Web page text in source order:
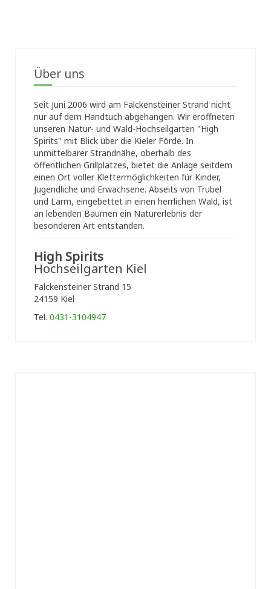
Über uns
Seit Juni 2006 wird am Falckensteiner Strand nicht
nur auf dem Handtuch abgehangen. Wir eröffneten
unseren Natur- und Wald-Hochseilgarten "High
Spirits" mit Blick über die Kieler Förde. In
unmittelbarer Strandnähe, oberhalb des
öffentlichen Grillplatzes, bietet die Anlage seitdem
einen Ort voller Klettermöglichkeiten für Kinder,
Jugendliche und Erwachsene. Abseits von Trubel
und Lärm, eingebettet in einen herrlichen Wald, ist
an lebenden Bäumen ein Naturerlebnis der
besonderen Art entstanden.
High Spirits
Hochseilgarten Kiel
Falckensteiner Strand 15
24159 Kiel
Tel. 0431-3104947